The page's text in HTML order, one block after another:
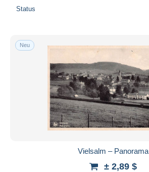
Status
Neu
Vielsalm – Panorama
± 2,89 $